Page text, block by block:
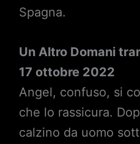
Spagna.
Un Altro Domani
17 ottobre 2022
Angel, confuso, si
che lo rassicura.
calzino da uomo